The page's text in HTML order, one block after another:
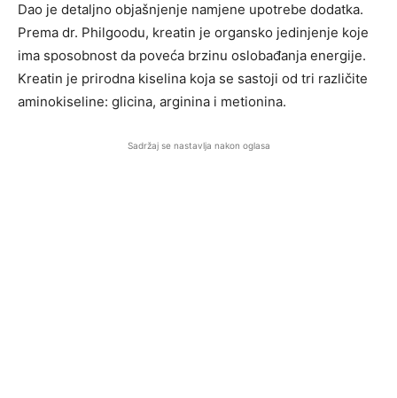
Dao je detaljno objašnjenje namjene upotrebe dodatka.
Prema dr. Philgoodu, kreatin je organsko jedinjenje koje
ima sposobnost da poveća brzinu oslobađanja energije.
Kreatin je prirodna kiselina koja se sastoji od tri različite
aminokiseline: glicina, arginina i metionina.
Sadržaj se nastavlja nakon oglasa